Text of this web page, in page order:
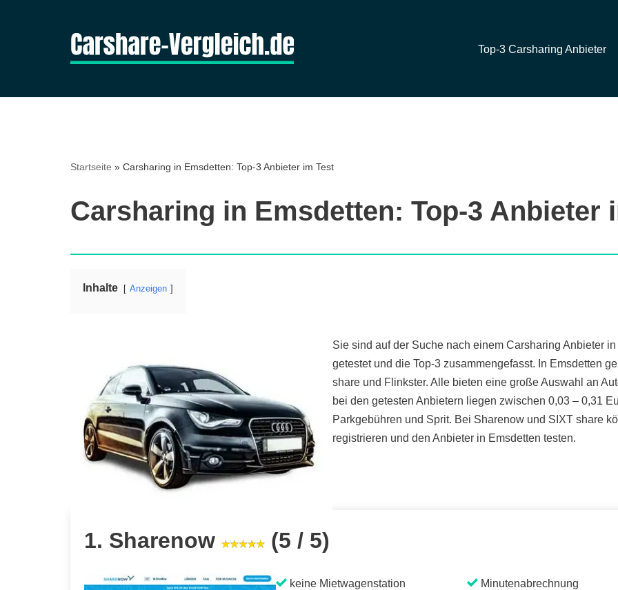
Top-3 Carsharing Anbieter
Startseite » Carsharing in Emsdetten: Top-3 Anbieter im Test
Carsharing in Emsdetten: Top-3 Anbieter
Inhalte Anzeigen
Sie sind auf der Suche nach einem Carsharing Anbieter
getestet und die Top-3 zusammengefasst. In Emsdetten
share und Flinkster. Alle bieten eine große Auswahl an
bei den getesten Anbietern liegen zwischen 0,03 – 0,31
Parkgebühren und Sprit. Bei Sharenow und SIXT share
registrieren und den Anbieter in Emsdetten testen.
1. Sharenow (5 / 5)
keine Mietwagenstation Minutenabrechnung